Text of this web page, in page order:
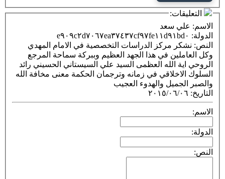
سعد
مركز الدراسات التخصصية في الامام المهدي
في هذا الجهد العظيم وببركة سماحة المرجع
الله العظمى السيد علي السيستاني الحسيني رائد
في زمانه وترجمان الحكمة معنى مخافة الله
والهدوء العجيب
٠٦/٠٦